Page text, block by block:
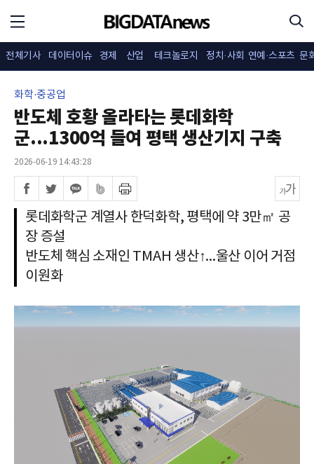
전체기사 데이터이슈 경제 산업 테크놀로지 정치·사회 연예·스포츠 문
화학·중공업
반도체 호황 올라타는 롯데화학
군...1300억 들여 평택 생산기지 구축
2026-06-19 14:43:28
롯데화학군 계열사 한덕화학, 평택에 약 3만㎡ 공
장 증설
반도체 핵심 소재인 TMAH 생산↑...울산 이어 거점
이원화